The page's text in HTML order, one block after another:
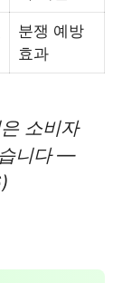
분쟁 예방
효과
소비자
니다 —